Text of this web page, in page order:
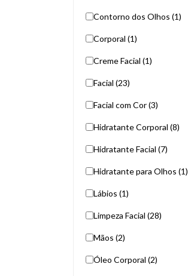
Contorno dos Olhos (1)
Corporal (1)
Creme Facial (1)
Facial (23)
Facial com Cor (3)
Hidratante Corporal (8)
Hidratante Facial (7)
Hidratante para Olhos (1)
Lábios (1)
Limpeza Facial (28)
Mãos (2)
Óleo Corporal (2)